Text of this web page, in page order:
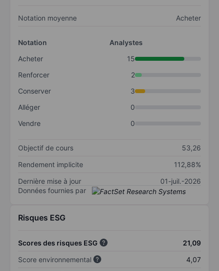
Notation moyenne Acheter
Notation
Analystes
Acheter
15
Renforcer
2
Conserver
3
Alléger
0
Vendre
0
Objectif de cours
53,26
Rendement implicite
112,88%
Dernière mise à jour
01-juil.-2026
Données fournies par
Risques ESG
Scores des risques ESG
21,09
Score environnemental
4,07